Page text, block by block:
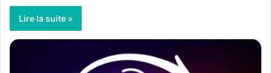
Lire la suite »